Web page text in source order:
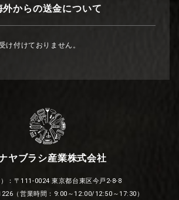
外からの送金について
け付けておりません。
ヤブラシ産業株式会社
：〒111-0024 東京都台東区今戸2-8-8
（営業時間：9:00～12:00/12:50～17:30）